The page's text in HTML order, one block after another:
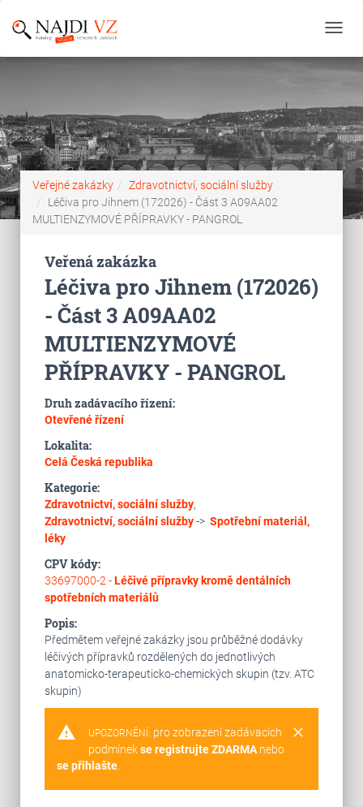
Veřejné zakázky
Zdravotnictví, sociální služby
Léčiva pro Jihnem (172026) - Část 3 A09AA02
MULTIENZYMOVÉ PŘÍPRAVKY - PANGROL
Veřená zakázka
Léčiva pro Jihnem (172026)
- Část 3 A09AA02
MULTIENZYMOVÉ
PŘÍPRAVKY - PANGROL
Druh zadávacího řízení:
Otevřené řízení
Lokalita:
Celá Česká republika
Kategorie:
Zdravotnictví, sociální služby,
Zdravotnictví, sociální služby-> Spotřební materiál,
léky
CPV kódy:
33697000-2 -Léčivé přípravky kromě dentálních
spotřebních materiálů
Popis:
Předmětem veřejné zakázky jsou průběžné dodávky
léčivých přípravků rozdělených do jednotlivých
anatomicko-terapeuticko-chemických skupin (tzv. ATC
skupin)
warning clear
UPOZORNĚNÍ: pro zobrazení zadávacích
podmínekse registrujte ZDARMAnebo
se přihlašte.